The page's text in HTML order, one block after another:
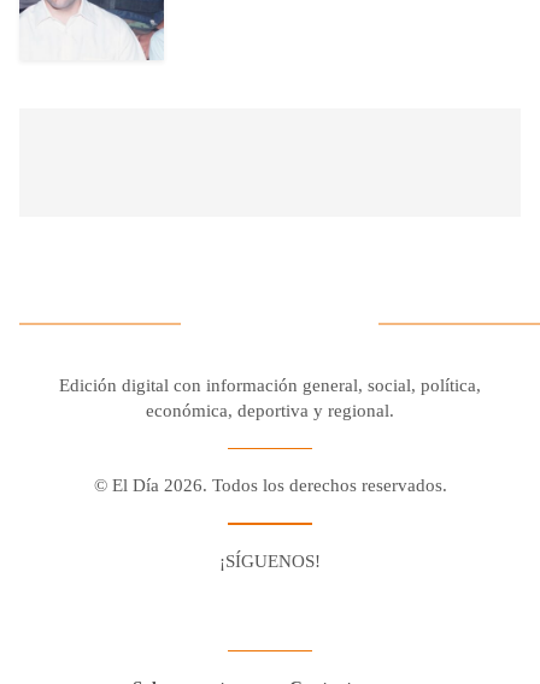
Edición digital con información general, social, política,
económica, deportiva y regional.
© El Día 2026. Todos los derechos reservados.
¡SÍGUENOS!